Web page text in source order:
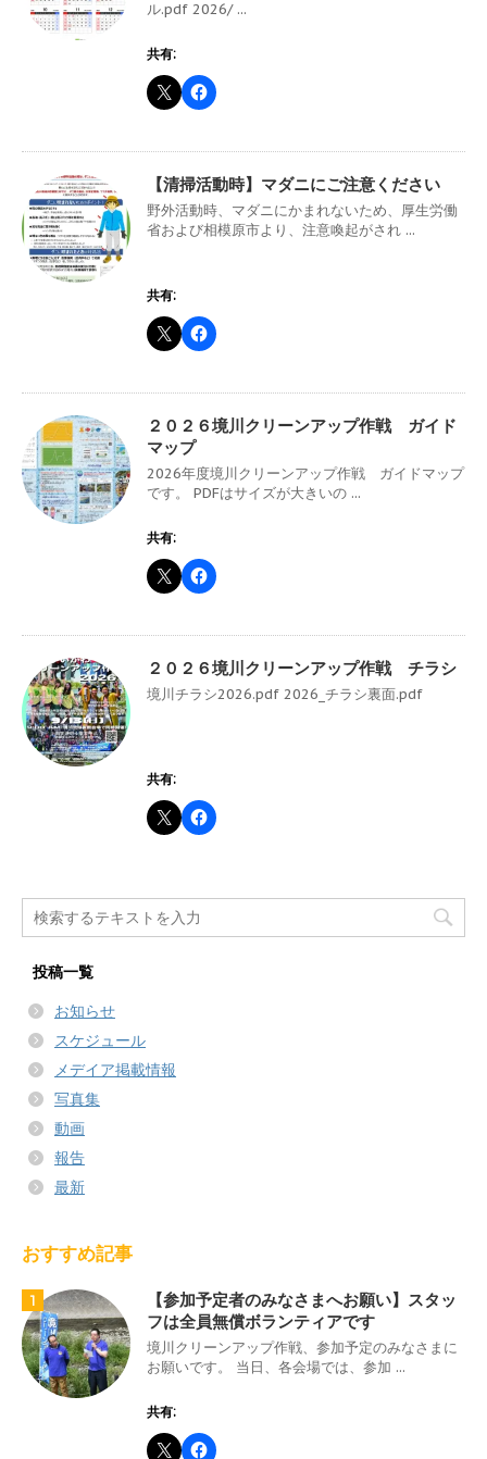
ル.pdf 2026/ ...
共有:
【清掃活動時】マダニにご注意ください
野外活動時、マダニにかまれないため、厚生労働
省および相模原市より、注意喚起がされ ...
共有:
２０２６境川クリーンアップ作戦 ガイド
マップ
2026年度境川クリーンアップ作戦 ガイドマップ
です。 PDFはサイズが大きいの ...
共有:
２０２６境川クリーンアップ作戦 チラシ
境川チラシ2026.pdf 2026_チラシ裏面.pdf
共有:
投稿一覧
お知らせ
スケジュール
メデイア掲載情報
写真集
動画
報告
最新
おすすめ記事
1
【参加予定者のみなさまへお願い】スタッ
フは全員無償ボランティアです
境川クリーンアップ作戦、参加予定のみなさまに
お願いです。 当日、各会場では、参加 ...
共有: